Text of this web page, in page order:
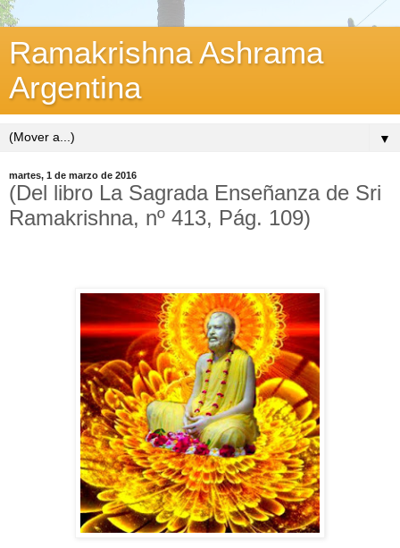
Ramakrishna Ashrama
Argentina
▼
martes, 1 de marzo de 2016
(Del libro La Sagrada Enseñanza de Sri
Ramakrishna, nº 413, Pág. 109)